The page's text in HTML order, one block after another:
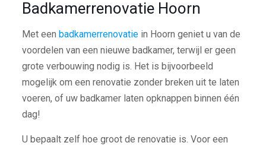
Badkamerrenovatie Hoorn
Met een badkamerrenovatiein Hoorn geniet u van de
voordelen van een nieuwe badkamer, terwijl er geen
grote verbouwing nodig is. Het is bijvoorbeeld
mogelijk om een renovatie zonder breken uit te laten
voeren, of uw badkamer laten opknappen binnen één
dag!
U bepaalt zelf hoe groot de renovatie is. Voor een